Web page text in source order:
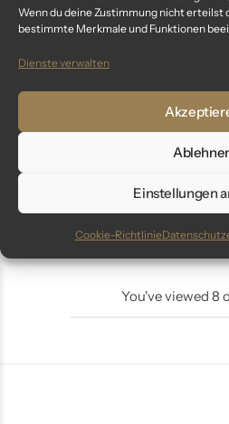
Wenn du deine Zustimmung nicht erteilst
bestimmte Merkmale und Funktionen
Dienste verwalten
Einstellungen
Cookie-Richtlinie
Weihnachtskugeln petrol
You've viewed 8